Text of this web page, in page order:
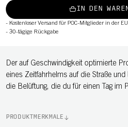
IN DEN
- Kostenloser Versand für POC-Mitglieder in der EU
- 30-tägige Rückgabe
Der auf Geschwindigkeit optimierte
eines Zeitfahrhelms auf die Straße
die Belüftung, die du für einen Tag im
PRODUKTMERKMALE